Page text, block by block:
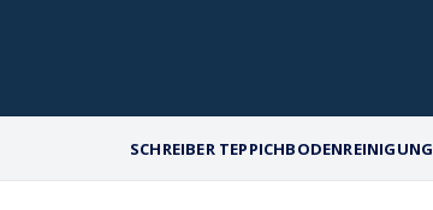
SCHREIBER TEPPICHBODENREINIGUNG